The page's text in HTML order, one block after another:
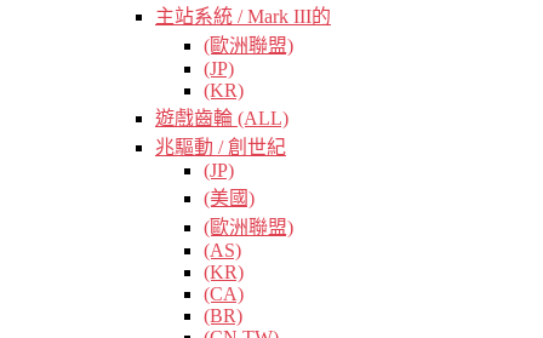
主站系統 / Mark III的
(歐洲聯盟)
(JP)
(KR)
遊戲齒輪 (ALL)
兆驅動 / 創世紀
(JP)
(美國)
(歐洲聯盟)
(AS)
(KR)
(CA)
(BR)